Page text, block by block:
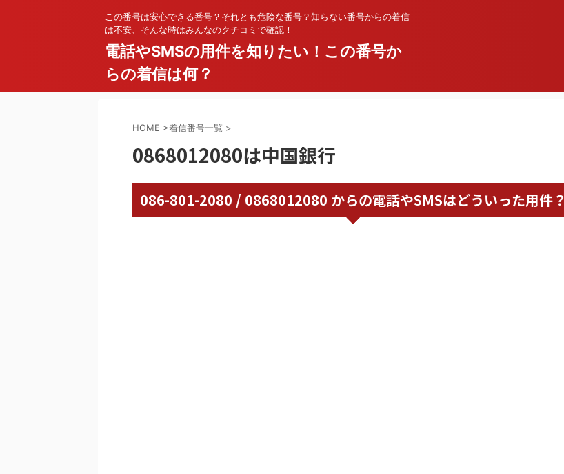
この番号は安心できる番号？それとも危険な番号？知らない番号からの着信
は不安、そんな時はみんなのクチコミで確認！
電話やSMSの用件を知りたい！この番号か
らの着信は何？
HOME >着信番号一覧 >
0868012080は中国銀行
086-801-2080 / 0868012080 からの電話やSMSはどういった用件？